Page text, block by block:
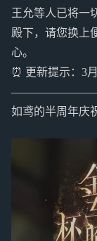
王允等人已将一
殿下，请您换上
心。
⏰ 更新提示：3
如鸢的半周年庆